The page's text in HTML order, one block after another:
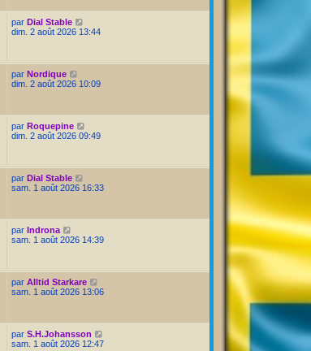
par Dial Stable
dim. 2 août 2026 13:44
par Nordique
dim. 2 août 2026 10:09
par Roquepine
dim. 2 août 2026 09:49
par Dial Stable
sam. 1 août 2026 16:33
par Indrona
sam. 1 août 2026 14:39
par Alltid Starkare
sam. 1 août 2026 13:06
par S.H.Johansson
sam. 1 août 2026 12:47